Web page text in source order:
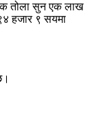
तोला सुन एक लाख
हजार ९ सयमा